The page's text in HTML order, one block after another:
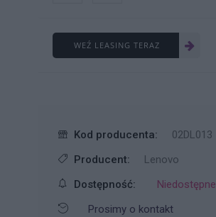
WEŹ LEASING TERAZ
Kod producenta:
02DL013
Producent:
Lenovo
Dostępność:
Niedostępne
Prosimy o kontakt